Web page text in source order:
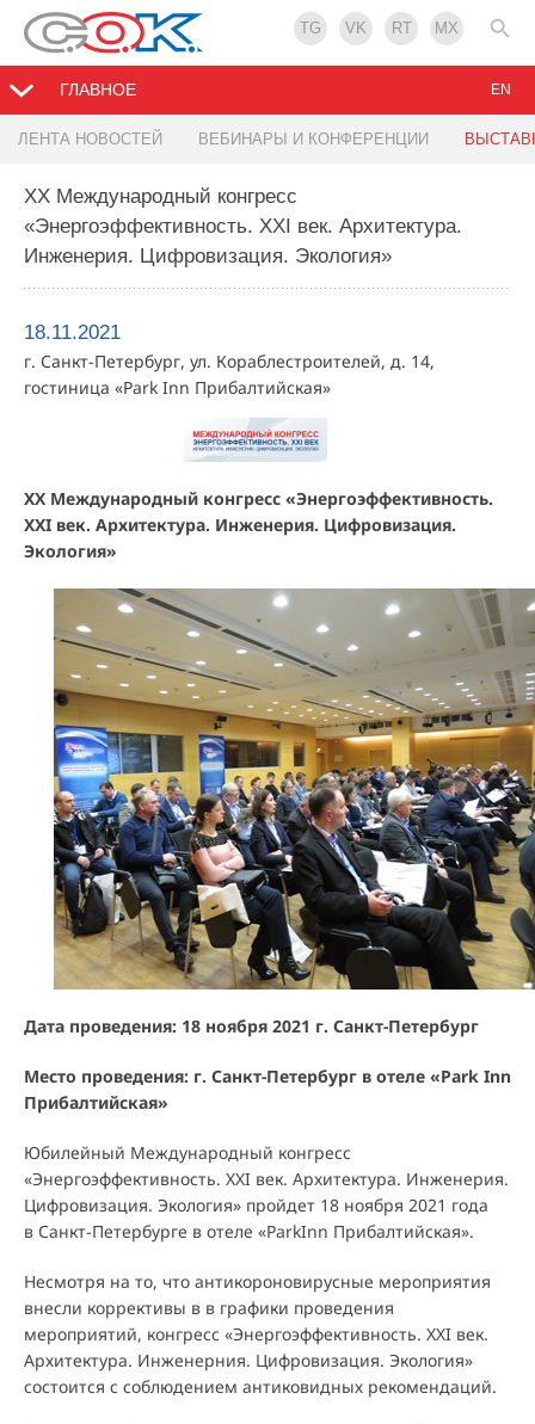
TG VK RT MX
ГЛАВНОЕ
ЛЕНТА НОВОСТЕЙ ВЕБИНАРЫ И КОНФЕРЕНЦИИ
EN
XХ Международный конгресс
«Энергоэффективность. XXI век. Архитектура.
Инженерия. Цифровизация. Экология»
18.11.2021
г. Санкт-Петербург, ул. Кораблестроителей, д. 14,
гостиница «Park Inn Прибалтийская»
XХ Международный конгресс «Энергоэффективность.
XXI век. Архитектура. Инженерия. Цифровизация.
Экология»
Дата проведения: 18 ноября 2021 г. Санкт-Петербург
Место проведения: г. Санкт-Петербург в отеле «Park Inn
Прибалтийская»
Юбилейный Международный конгресс
«Энергоэффективность. XXI век. Архитектура. Инженерия.
Цифровизация. Экология» пройдет 18 ноября 2021 года
в Санкт-Петербурге в отеле «ParkInn Прибалтийская».
Несмотря на то, что антикороновирусные мероприятия
внесли коррективы в в графики проведения
мероприятий, конгресс «Энергоэффективность. XXI век.
Архитектура. Инженерния. Цифровизация. Экология»
состоится с соблюдением антиковидных рекомендаций.